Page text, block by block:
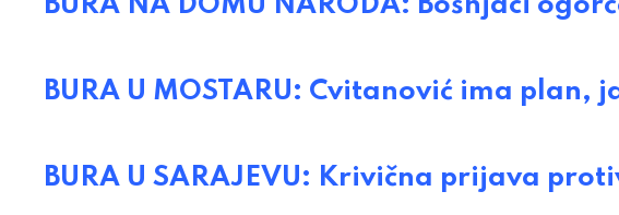
BURA U MOSTARU: Cvitanović ima plan,
BURA U SARAJEVU: Krivična prijava